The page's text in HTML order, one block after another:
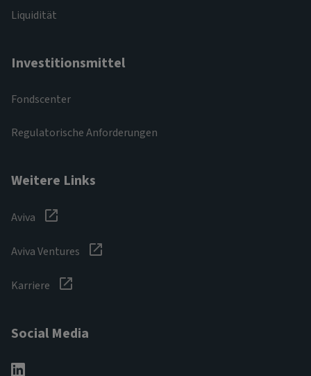
Liquidität
Investitionsmittel
Fondscenter
Regulatorische Anforderungen
Weitere Links
Aviva
Aviva Ventures
Karriere
Social Media